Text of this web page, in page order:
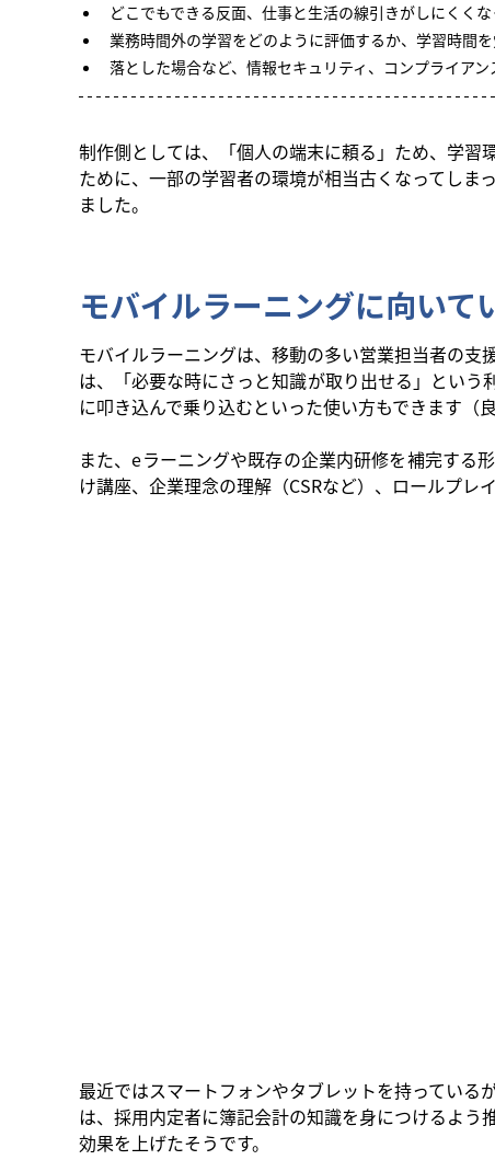
どこでもできる反面、仕事と生活の線引きがしにくくな
業務時間外の学習をどのように評価するか、学習時間
落とした場合など、情報セキュリティ、コンプライア
制作側としては、「個人の端末に頼る」ため、学
ために、一部の学習者の環境が相当古くなってしま
ました。
モバイルラーニングに向いて
モバイルラーニングは、移動の多い営業担当者の
は、「必要な時にさっと知識が取り出せる」とい
に叩き込んで乗り込むといった使い方もできます（
また、eラーニングや既存の企業内研修を補完する
け講座、企業理念の理解（CSRなど）、ロールプレ
最近ではスマートフォンやタブレットを持ってい
は、採用内定者に簿記会計の知識を身につけるよ
効果を上げたそうです。